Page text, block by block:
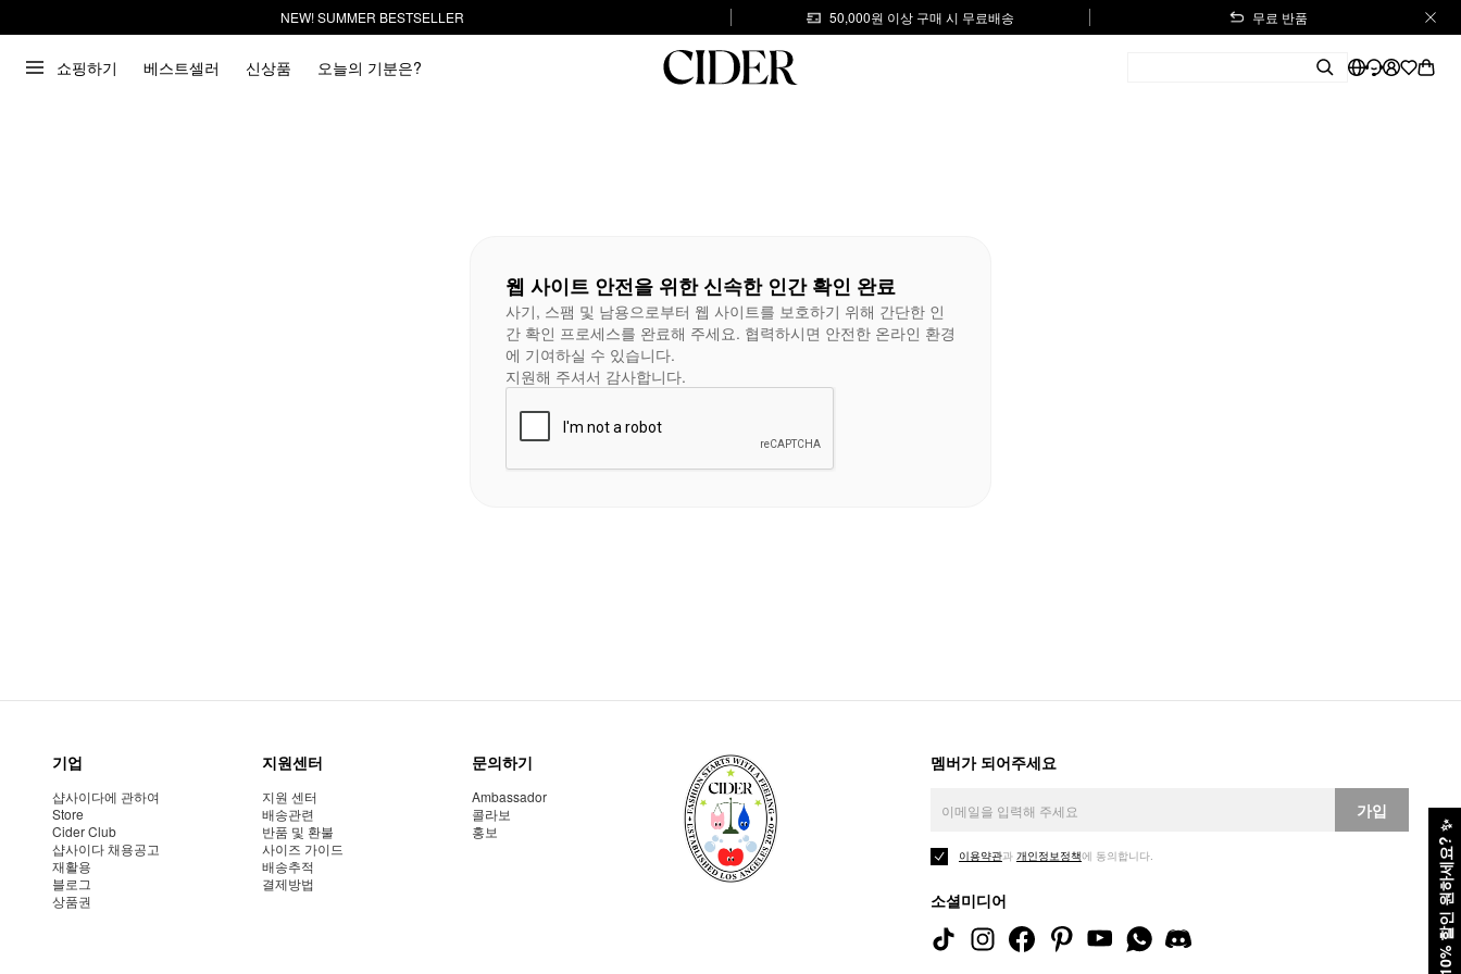
NEW! SUMMER BESTSELLER 50,000원 이상 구매 시 무료배송 무료 반품
쇼핑하기 베스트셀러 신상품 오늘의 기분은?
10% 할인 원하세요?
✨
웹 사이트 안전을 위한 신속한 인간 확인 완료
사기, 스팸 및 남용으로부터 웹 사이트를 보호하기 위해 간단한 인
간 확인 프로세스를 완료해 주세요. 협력하시면 안전한 온라인 환경
에 기여하실 수 있습니다.
지원해 주셔서 감사합니다.
기업
샵사이다에 관하여
Store
Cider Club
샵사이다 채용공고
재활용
블로그
상품권
지원센터
지원 센터
배송관련
반품 및 환불
사이즈 가이드
배송추적
결제방법
문의하기
Ambassador
콜라보
홍보
멤버가 되어주세요
가입
이용약관과 개인정보정책에 동의합니다.
소셜미디어